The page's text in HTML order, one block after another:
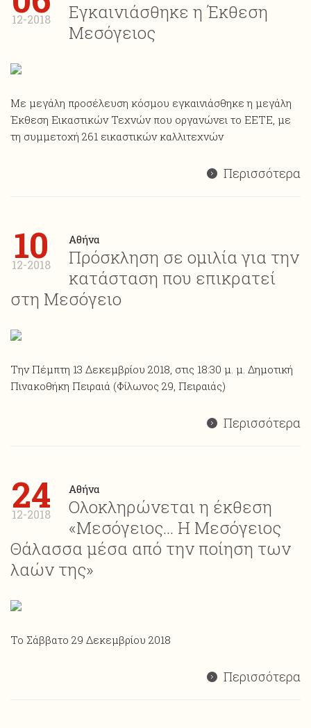
12-2018
Εγκαινιάσθηκε η Έκθεση
Μεσόγειος
Με μεγάλη προσέλευση κόσμου εγκαινιάσθηκε η μεγάλη
Έκθεση Εικαστικών Τεχνών που οργανώνει το ΕΕΤΕ, με
τη συμμετοχή 261 εικαστικών καλλιτεχνών
Περισσότερα
10
12-2018
Αθήνα
Πρόσκληση σε ομιλία για την
κατάσταση που επικρατεί
στη Μεσόγειο
Την Πέμπτη 13 Δεκεμβρίου 2018, στις 18:30 μ. μ. Δημοτική
Πινακοθήκη Πειραιά (Φίλωνος 29, Πειραιάς)
Περισσότερα
24
12-2018
Αθήνα
Ολοκληρώνεται η έκθεση
«Μεσόγειος… Η Μεσόγειος
Θάλασσα μέσα από την ποίηση των
λαών της»
Το Σάββατο 29 Δεκεμβρίου 2018
Περισσότερα